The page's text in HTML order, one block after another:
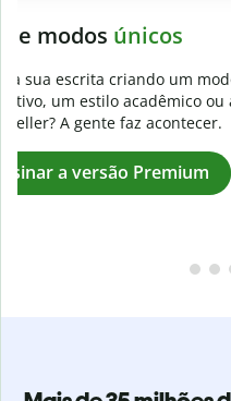
Eviteplágios
Verifique se seu texto é
Analise seu artigo em
faltantes em
Assinar a